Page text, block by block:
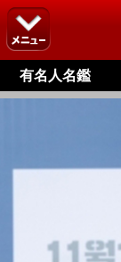
有名人名鑑